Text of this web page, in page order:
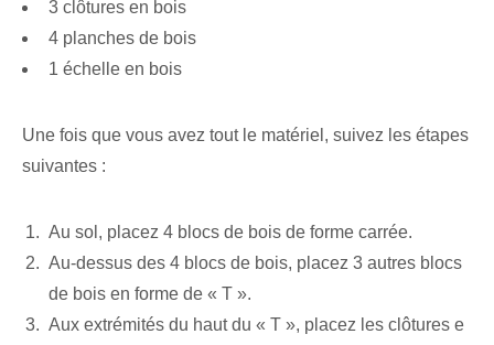
3 clôtures en bois
4 planches de bois
1 échelle en bois
Une fois que vous avez tout le matériel, suivez les étapes
suivantes :
Au sol, placez 4 blocs de bois de forme carrée.
Au-dessus des 4 blocs de bois, placez 3 autres blocs
de bois en forme de « T ».
Aux extrémités du haut du « T », placez les clôtures e